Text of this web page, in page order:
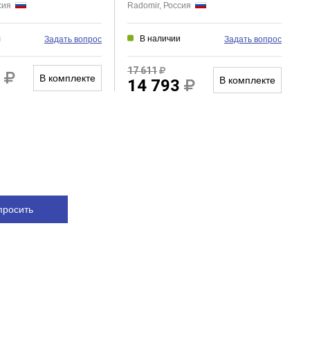
Задать вопрос
В комплекте
Radomir, Россия
В наличии Задать вопрос
17 611
14 793 В комплекте